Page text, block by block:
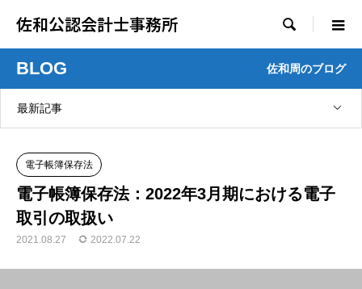
佐和公認会計士事務所 
BLOG 佐和周のブログ
最新記事
電子帳簿保存法
電子帳簿保存法：2022年3月期における電子
取引の取扱い
2021.08.27 2022.07.22